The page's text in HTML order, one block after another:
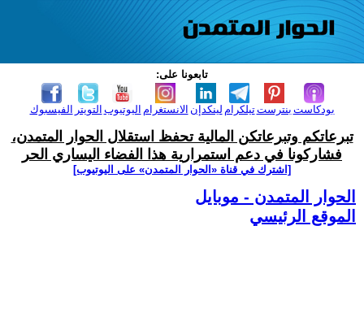
تابعونا على:
الفيسبوك التويتر اليوتيوب الانستغرام لينكدإن تيلكرامبنترست بودكاست
تبرعاتكم وتبرعاتكن المالية تحفظ استقلال الحوار المتمدن،
فشاركونا في دعم استمرارية هذا الفضاء اليساري الحر
[اشترك في قناة ‫«الحوار المتمدن» على اليوتيوب]
الحوار المتمدن - موبايل
الموقع الرئيسي